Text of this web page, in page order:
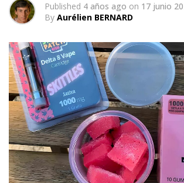
Published 4 años ago on 17 junio
By Aurélien BERNARD